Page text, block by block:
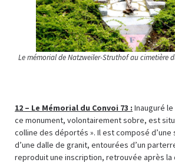
Le mémorial de Natzweiler-Struthof au cimetière
12 – Le Mémorial du Convoi 73 : Inauguré
ce monument, volontairement sobre, est
colline des déportés ». Il est composé
d’une dalle de granit, entourées d’un
reproduit une inscription, retrouvée après la